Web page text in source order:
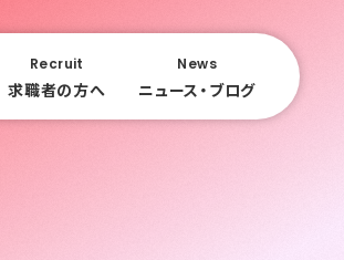
Recruit
求職者の方へ
News
ニュース・ブログ